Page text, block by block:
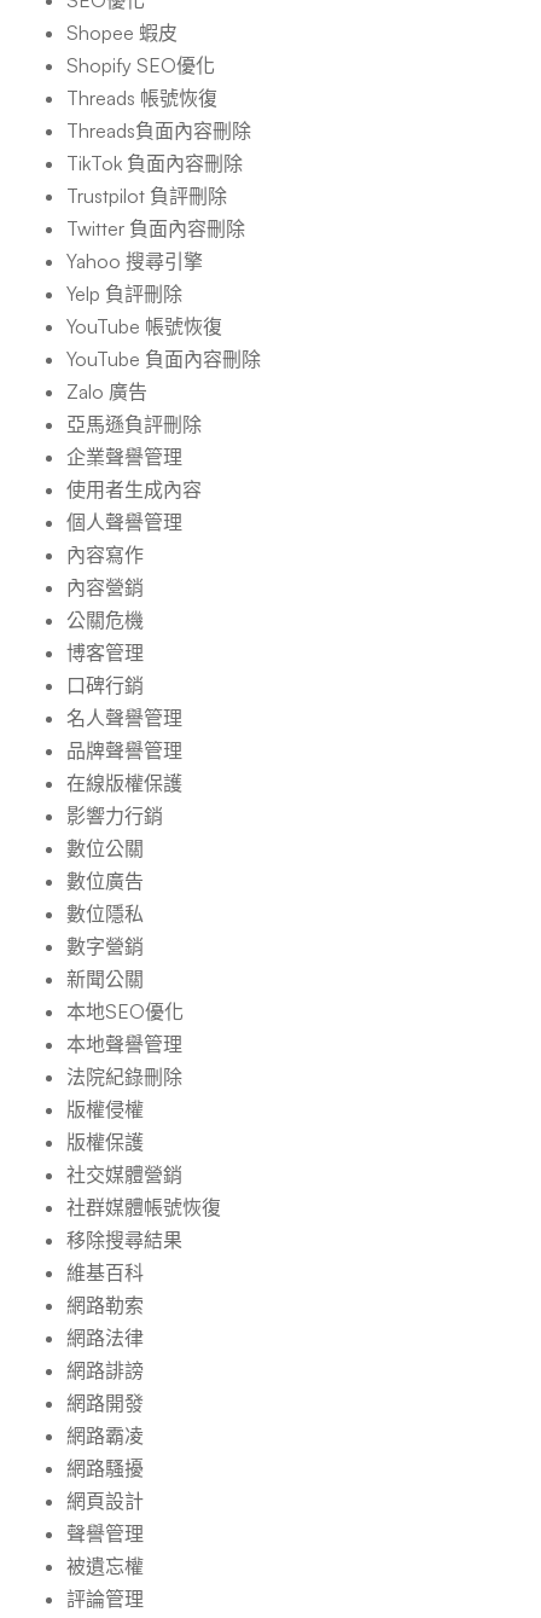
Shopee 蝦皮
Shopify SEO優化
Threads 帳號恢復
Threads負面內容刪除
TikTok 負面內容刪除
Trustpilot 負評刪除
Twitter 負面內容刪除
Yahoo 搜尋引擎
Yelp 負評刪除
YouTube 帳號恢復
YouTube 負面內容刪除
Zalo 廣告
亞馬遜負評刪除
企業聲譽管理
使用者生成內容
個人聲譽管理
內容寫作
內容營銷
公關危機
博客管理
口碑行銷
名人聲譽管理
品牌聲譽管理
在線版權保護
影響力行銷
數位公關
數位廣告
數位隱私
數字營銷
新聞公關
本地SEO優化
本地聲譽管理
法院紀錄刪除
版權侵權
版權保護
社交媒體營銷
社群媒體帳號恢復
移除搜尋結果
維基百科
網路勒索
網路法律
網路誹謗
網路開發
網路霸凌
網路騷擾
網頁設計
聲譽管理
被遺忘權
評論管理